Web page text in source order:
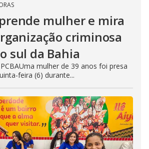
mulher e mira
criminosa
sul da Bahia
mulher de 39 anos foi presa
feira (6) durante...